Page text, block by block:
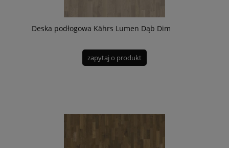
Deska podłogowa Kährs Lumen Dąb Dim
zapytaj o produkt